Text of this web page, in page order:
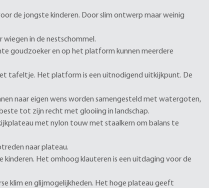
de jongste kinderen. Door slim ontwerp maar weinig
wiegen in de nestschommel.
goudzoeker en op het platform kunnen meerdere
tafeltje. Het platform is een uitnodigend uitkijkpunt. De
naar eigen wens worden samengesteld met watergoten,
tot zijn recht met glooiing in landschap.
met nylon touw met staalkern om balans te
naar plateau.
kinderen. Het omhoog klauteren is een uitdaging voor de
klim en glijmogelijkheden. Het hoge plateau geeft